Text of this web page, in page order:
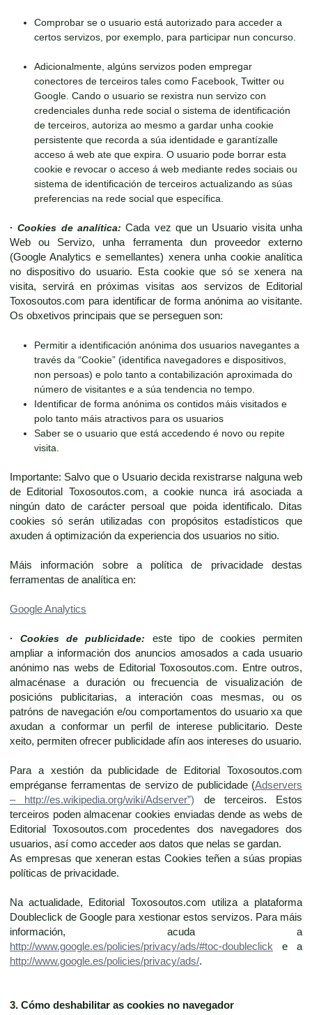
Comprobar se o usuario está autorizado para acceder a
certos servizos, por exemplo, para participar nun concurso.
Adicionalmente, algúns servizos poden empregar
conectores de terceiros tales como Facebook, Twitter ou
Google. Cando o usuario se rexistra nun servizo con
credenciales dunha rede social o sistema de identificación
de terceiros, autoriza ao mesmo a gardar unha cookie
persistente que recorda a súa identidade e garantízalle
acceso á web ate que expira. O usuario pode borrar esta
cookie e revocar o acceso á web mediante redes sociais ou
sistema de identificación de terceiros actualizando as súas
preferencias na rede social que específica.
·Cookies de analítica: Cada vez que un Usuario visita unha
Web ou Servizo, unha ferramenta dun proveedor externo
(Google Analytics e semellantes) xenera unha cookie analítica
no dispositivo do usuario. Esta cookie que só se xenera na
visita, servirá en próximas visitas aos servizos de Editorial
Toxosoutos.com para identificar de forma anónima ao visitante.
Os obxetivos principais que se perseguen son:
Permitir a identificación anónima dos usuarios navegantes a
través da “Cookie” (identifica navegadores e dispositivos,
non persoas) e polo tanto a contabilización aproximada do
número de visitantes e a súa tendencia no tempo.
Identificar de forma anónima os contidos máis visitados e
polo tanto máis atractivos para os usuarios
Saber se o usuario que está accedendo é novo ou repite
visita.
Importante: Salvo que o Usuario decida rexistrarse nalguna web
de Editorial Toxosoutos.com, a cookie nunca irá asociada a
ningún dato de carácter persoal que poida identificalo. Ditas
cookies só serán utilizadas con propósitos estadísticos que
axuden á optimización da experiencia dos usuarios no sitio.
Máis información sobre a política de privacidade destas
ferramentas de analítica en:
Google Analytics
·Cookies de publicidade: este tipo de cookies permiten
ampliar a información dos anuncios amosados a cada usuario
anónimo nas webs de Editorial Toxosoutos.com. Entre outros,
almacénase a duración ou frecuencia de visualización de
posicións publicitarias, a interación coas mesmas, ou os
patróns de navegación e/ou comportamentos do usuario xa que
axudan a conformar un perfil de interese publicitario. Deste
xeito, permiten ofrecer publicidade afín aos intereses do usuario.
Para a xestión da publicidade de Editorial Toxosoutos.com
empréganse ferramentas de servizo de publicidade (Adservers
– http://es.wikipedia.org/wiki/Adserver”) de terceiros. Estos
terceiros poden almacenar cookies enviadas dende as webs de
Editorial Toxosoutos.com procedentes dos navegadores dos
usuarios, así como acceder aos datos que nelas se gardan.
As empresas que xeneran estas Cookies teñen a súas propias
políticas de privacidade.
Na actualidade, Editorial Toxosoutos.com utiliza a plataforma
Doubleclick de Google para xestionar estos servizos. Para máis
información, acuda a
http://www.google.es/policies/privacy/ads/#toc-doubleclick e a
http://www.google.es/policies/privacy/ads/.
3. Cómo deshabilitar as cookies no navegador